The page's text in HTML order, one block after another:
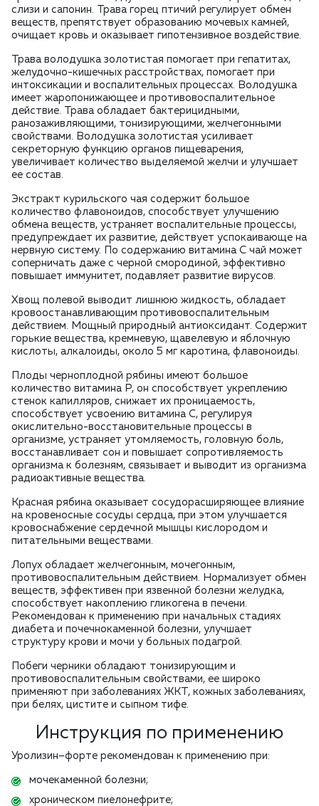
слизи и сапонин. Трава горец птичий регулирует обмен
веществ, препятствует образованию мочевых камней,
очищает кровь и оказывает гипотензивное воздействие.
Трава володушка золотистая помогает при гепатитах,
желудочно-кишечных расстройствах, помогает при
интоксикации и воспалительных процессах. Володушка
имеет жаропонижающее и противовоспалительное
действие. Трава обладает бактерицидными,
ранозаживляющими, тонизирующими, желчегонными
свойствами. Володушка золотистая усиливает
секреторную функцию органов пищеварения,
увеличивает количество выделяемой желчи и улучшает
ее состав.
Экстракт курильского чая содержит большое
количество флавоноидов, способствует улучшению
обмена веществ, устраняет воспалительные процессы,
предупреждает их развитие, действует успокаивающе на
нервную систему. По содержанию витамина C чай может
соперничать даже с черной смородиной, эффективно
повышает иммунитет, подавляет развитие вирусов.
Хвощ полевой выводит лишнюю жидкость, обладает
кровоостанавливающим противовоспалительным
действием. Мощный природный антиоксидант. Содержит
горькие вещества, кремневую, щавелевую и яблочную
кислоты, алкалоиды, около 5 мг каротина, флавоноиды.
Плоды черноплодной рябины имеют большое
количество витамина P, он способствует укреплению
стенок капилляров, снижает их проницаемость,
способствует усвоению витамина C, регулируя
окислительно-восстановительные процессы в
организме, устраняет утомляемость, головную боль,
восстанавливает сон и повышает сопротивляемость
организма к болезням, связывает и выводит из организма
радиоактивные вещества.
Красная рябина оказывает сосудорасширяющее влияние
на кровеносные сосуды сердца, при этом улучшается
кровоснабжение сердечной мышцы кислородом и
питательными веществами.
Лопух обладает желчегонным, мочегонным,
противовоспалительным действием. Нормализует обмен
веществ, эффективен при язвенной болезни желудка,
способствует накоплению гликогена в печени.
Рекомендован к применению при начальных стадиях
диабета и почечнокаменной болезни, улучшает
структуру крови и мочи у больных подагрой.
Побеги черники обладают тонизирующим и
противовоспалительным свойствами, ее широко
применяют при заболеваниях ЖКТ, кожных заболеваниях,
при белях, цистите и сыпном тифе.
Инструкция по применению
Уролизин–форте рекомендован к применению при:
мочекаменной болезни;
хроническом пиелонефрите;